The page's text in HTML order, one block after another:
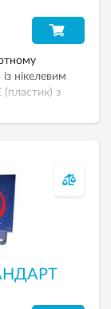
нікелевим
(пластик) з